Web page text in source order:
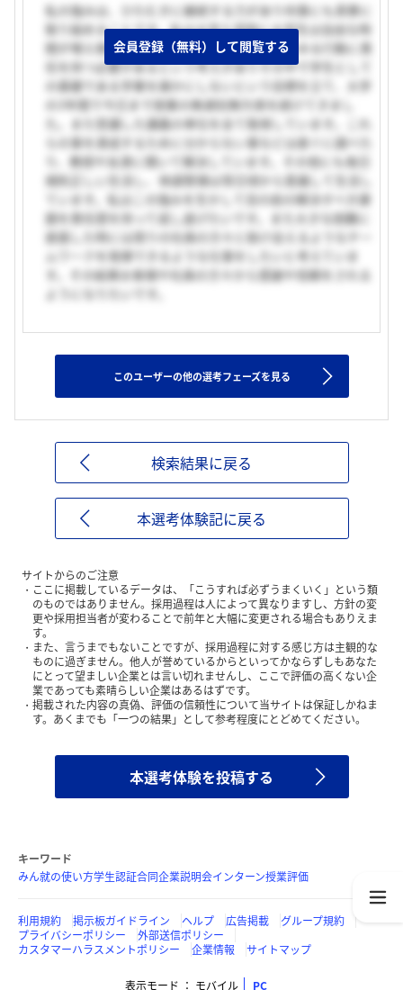
私の強みは、ひたむきに継続する力があり何事にも真摯に
取り組めることです。私は大学入学時に大学生は自由な時
間が増え様々なことに挑戦できる一方であらゆる行動に責
任を持つ必要があるという考えがありその中で学生として
の基礎である学業を疎かにしないという目標を立て、大学
の3年間で今日まで授業の無遅刻無欠席を続けてきまし
た。また受講した講義の単位を全て取得しています。これ
らの事を達成するために分からない事などは直ぐに調べた
り、教授や友達に聞いて解決しています。その他にも毎日
規則正しい生活し、体調管理は常日頃から意識して生活し
ています。私はこの強みを生かして目の前の解決すべき課
題を責任感を持って成し遂げたいです。また大きな困難に
直面した時には周りの社員の方々と助け会えるようなチー
ムワークを発揮できるような仕事をしたいと考えていま
す。その結果お客様や社員の方々から感謝や信頼をされる
ようになりたいです。
会員登録（無料）して閲覧する
このユーザーの他の選考フェーズを見る
検索結果に戻る
本選考体験記に戻る
サイトからのご注意
ここに掲載しているデータは、「こうすれば必ずうまくいく」という類
のものではありません。採用過程は人によって異なりますし、方針の変
更や採用担当者が変わることで前年と大幅に変更される場合もありえま
す。
また、言うまでもないことですが、採用過程に対する感じ方は主観的な
ものに過ぎません。他人が誉めているからといってかならずしもあなた
にとって望ましい企業とは言い切れませんし、ここで評価の高くない企
業であっても素晴らしい企業はあるはずです。
掲載された内容の真偽、評価の信頼性について当サイトは保証しかねま
す。あくまでも「一つの結果」として参考程度にとどめてください。
本選考体験を投稿する
キーワード
みん就の使い方学生認証合同企業説明会インターン授業評価
利用規約 掲示板ガイドライン ヘルプ 広告掲載
グループ規約
プライバシーポリシー
外部送信ポリシー
カスタマーハラスメントポリシー
企業情報 サイトマップ
表示モード モバイル PC